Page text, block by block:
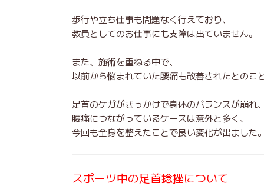
歩行や立ち仕事も問題なく行えており、
教員としてのお仕事にも支障は出ていません。
また、施術を重ねる中で、
以前から悩まれていた腰痛も改善されたとのこ
足首のケガがきっかけで身体のバランスが崩れ、
腰痛につながっているケースは意外と多く、
今回も全身を整えたことで良い変化が出ました。
スポーツ中の足首捻挫について